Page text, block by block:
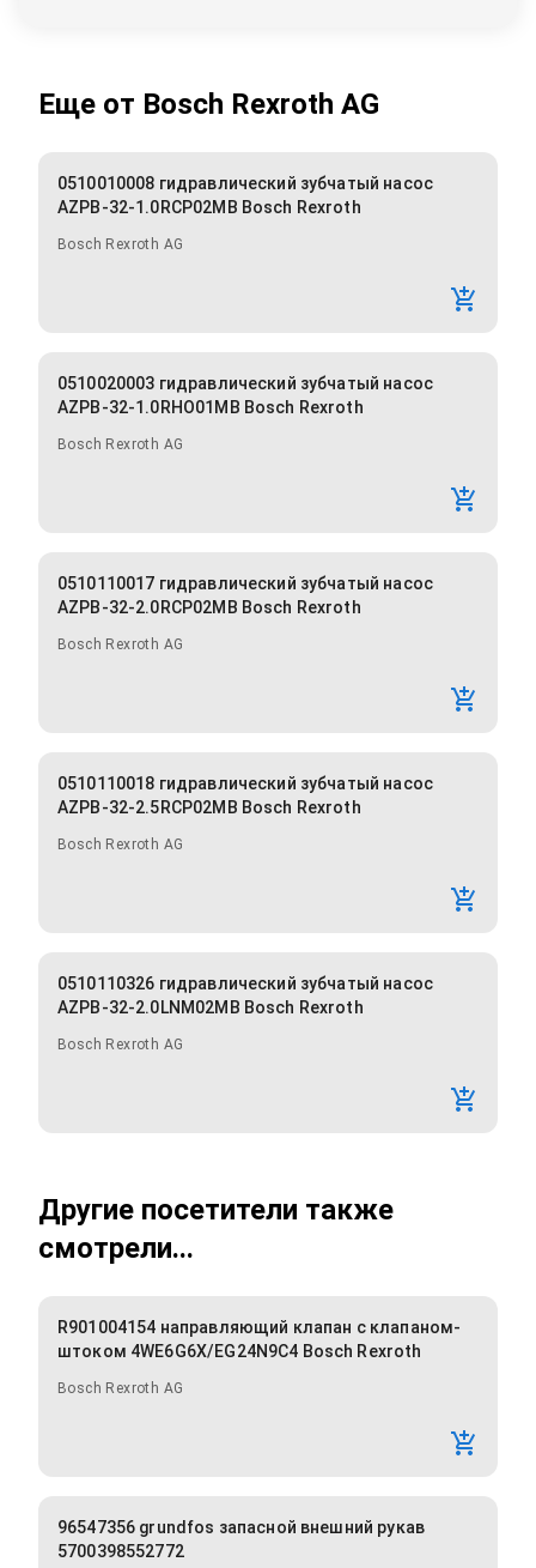
Еще от Bosch Rexroth AG
0510010008 гидравлический зубчатый насос
AZPB-32-1.0RCP02MB Bosch Rexroth
Bosch Rexroth AG
0510020003 гидравлический зубчатый насос
AZPB-32-1.0RHO01MB Bosch Rexroth
Bosch Rexroth AG
0510110017 гидравлический зубчатый насос
AZPB-32-2.0RCP02MB Bosch Rexroth
Bosch Rexroth AG
0510110018 гидравлический зубчатый насос
AZPB-32-2.5RCP02MB Bosch Rexroth
Bosch Rexroth AG
0510110326 гидравлический зубчатый насос
AZPB-32-2.0LNM02MB Bosch Rexroth
Bosch Rexroth AG
Другие посетители также
смотрели...
R901004154 направляющий клапан с клапаном-
штоком 4WE6G6X/EG24N9C4 Bosch Rexroth
Bosch Rexroth AG
96547356 grundfos запасной внешний рукав
5700398552772